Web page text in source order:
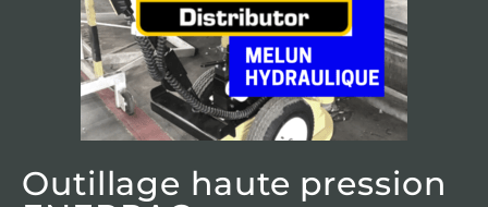
Outillage haute pression